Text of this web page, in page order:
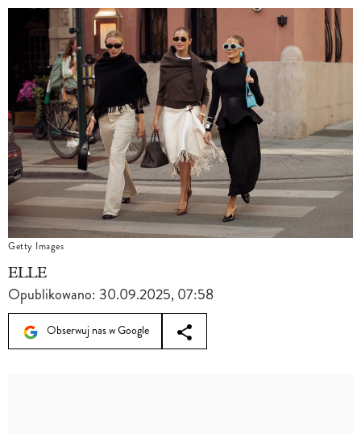
Getty Images
ELLE
Opublikowano: 30.09.2025, 07:58
Obserwuj nas w Google